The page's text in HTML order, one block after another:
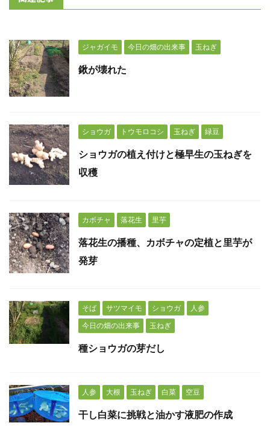
ジャガイモ 今日の畑の出来事 玉ねぎ
鍬が壊れた
ショウガ トウモロコシ 玉ねぎ 緑豆
ショウガの植え付けと極早生の玉ねぎを
収穫
カボチャ 落花生 里芋
落花生の播種、カボチャの定植と里芋が
発芽
そば サツマイモ ショウガ
人参
今日の畑の出来事
玉ねぎ
種ショウガの芽だし
人参 大根 玉ねぎ 白菜 空豆
干し白菜に挑戦と油かす液肥の作成